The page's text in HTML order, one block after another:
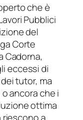
che è
Pubblici
del
Corte
Cadorna,
eccessi di
tutor, ma
ancora che i
ottima